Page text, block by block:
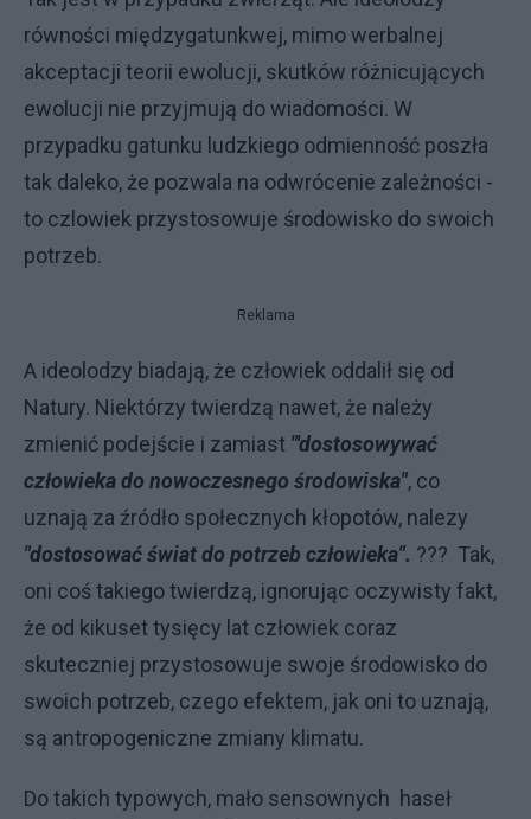
równości międzygatunkwej, mimo werbalnej
akceptacji teorii ewolucji, skutków różnicujących
ewolucji nie przyjmują do wiadomości. W
przypadku gatunku ludzkiego odmienność poszła
tak daleko, że pozwala na odwrócenie zależności -
to czlowiek przystosowuje środowisko do swoich
potrzeb.
Reklama
A ideolodzy biadają, że człowiek oddalił się od
Natury. Niektórzy twierdzą nawet, że należy
zmienić podejście i zamiast "'dostosowywać
człowieka do nowoczesnego środowiska", co
uznają za źródło społecznych kłopotów, nalezy
"dostosować świat do potrzeb człowieka". ??? Tak,
oni coś takiego twierdzą, ignorując oczywisty fakt,
że od kikuset tysięcy lat człowiek coraz
skuteczniej przystosowuje swoje środowisko do
swoich potrzeb, czego efektem, jak oni to uznają,
są antropogeniczne zmiany klimatu.
Do takich typowych, mało sensownych haseł